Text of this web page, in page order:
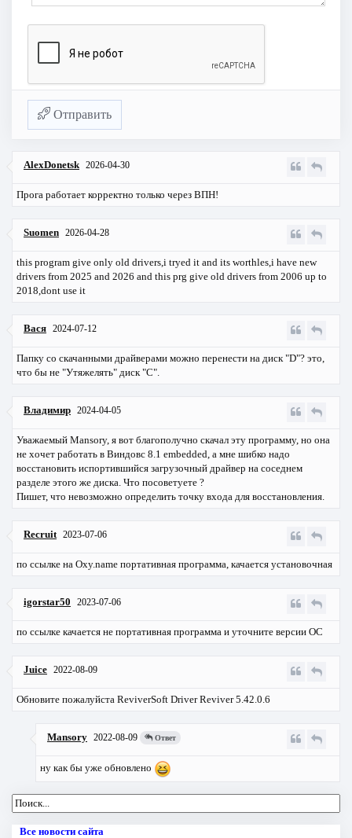
Отправить
AlexDonetsk 2026-04-30
Прога работает корректно только через ВПН!
Suomen 2026-04-28
this program give only old drivers,i tryed it and its worthles,i have new
drivers from 2025 and 2026 and this prg give old drivers from 2006 up to
2018,dont use it
Вася 2024-07-12
Папку со скачанными драйверами можно перенести на диск "D"? это,
что бы не "Утяжелять" диск "С".
Владимир 2024-04-05
Уважаемый Mansory, я вот благополучно скачал эту программу, но она
не хочет работать в Виндовс 8.1 embedded, а мне шибко надо
восстановить испортившийся загрузочный драйвер на соседнем
разделе этого же диска. Что посоветуете ?
Пишет, что невозможно определить точку входа для восстановления.
Recruit 2023-07-06
по ссылке на Oxy.name портативная программа, качается установочная
igorstar50 2023-07-06
по ссылке качается не портативная программа и уточните версии ОС
Juice 2022-08-09
Обновите пожалуйста ReviverSoft Driver Reviver 5.42.0.6
Mansory 2022-08-09 Ответ
ну как бы уже обновлено
Все новости сайта